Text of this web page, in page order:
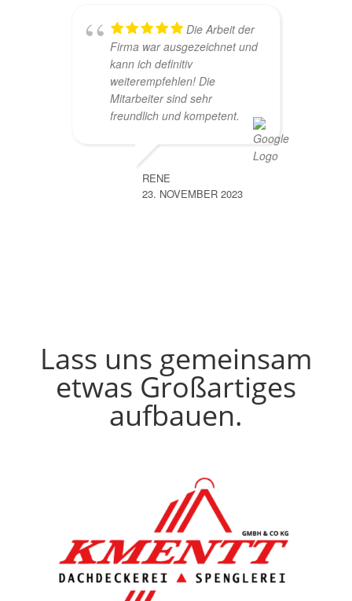
Die Arbeit der
Firma war ausgezeichnet und
kann ich definitiv
weiterempfehlen! Die
Mitarbeiter sind sehr
freundlich und kompetent.
RENE
23. NOVEMBER 2023
Lass uns gemeinsam
etwas Großartiges
aufbauen.